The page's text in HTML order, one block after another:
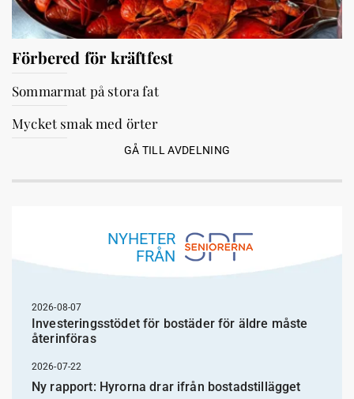
Förbered för kräftfest
Sommarmat på stora fat
Mycket smak med örter
GÅ TILL AVDELNING
NYHETER
FRÅN
2026-08-07
Investeringsstödet för bostäder för äldre måste
återinföras
2026-07-22
Ny rapport: Hyrorna drar ifrån bostadstillägget